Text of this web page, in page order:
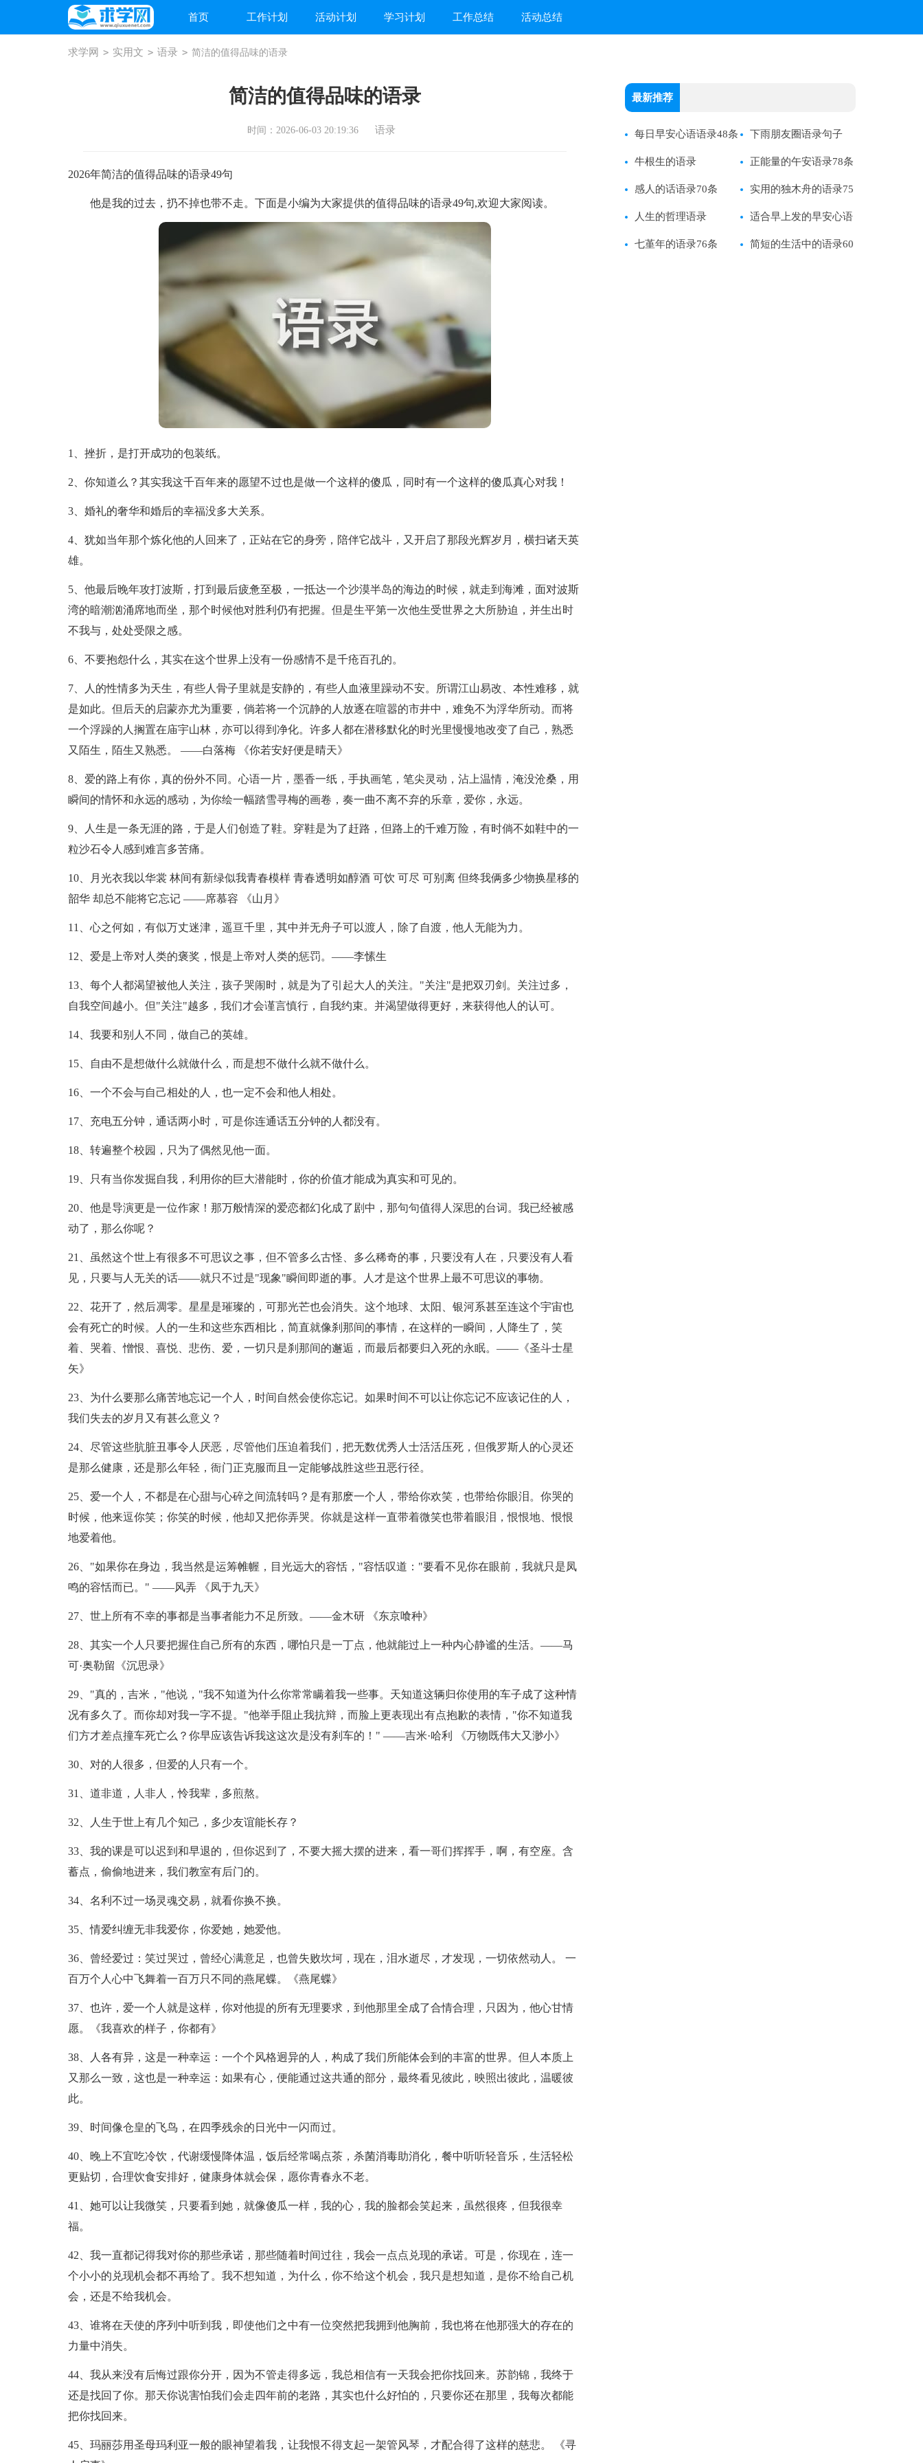
首页 工作计划 活动计划 学习计划 工作总结 活动总结
求学网 > 实用文 > 语录 > 简洁的值得品味的语录
简洁的值得品味的语录
时间：2026-06-03 20:19:36 语录
2026年简洁的值得品味的语录49句
他是我的过去，扔不掉也带不走。下面是小编为大家提供的值得品味的语录49句,欢迎大家阅读。
1、挫折，是打开成功的包装纸。
2、你知道么？其实我这千百年来的愿望不过也是做一个这样的傻瓜，同时有一个这样的傻瓜真心对我！
3、婚礼的奢华和婚后的幸福没多大关系。
4、犹如当年那个炼化他的人回来了，正站在它的身旁，陪伴它战斗，又开启了那段光辉岁月，横扫诸天英
雄。
5、他最后晚年攻打波斯，打到最后疲惫至极，一抵达一个沙漠半岛的海边的时候，就走到海滩，面对波斯
湾的暗潮汹涌席地而坐，那个时候他对胜利仍有把握。但是生平第一次他生受世界之大所胁迫，并生出时
不我与，处处受限之感。
6、不要抱怨什么，其实在这个世界上没有一份感情不是千疮百孔的。
7、人的性情多为天生，有些人骨子里就是安静的，有些人血液里躁动不安。所谓江山易改、本性难移，就
是如此。但后天的启蒙亦尤为重要，倘若将一个沉静的人放逐在喧嚣的市井中，难免不为浮华所动。而将
一个浮躁的人搁置在庙宇山林，亦可以得到净化。许多人都在潜移默化的时光里慢慢地改变了自己，熟悉
又陌生，陌生又熟悉。 ——白落梅 《你若安好便是晴天》
8、爱的路上有你，真的份外不同。心语一片，墨香一纸，手执画笔，笔尖灵动，沾上温情，淹没沧桑，用
瞬间的情怀和永远的感动，为你绘一幅踏雪寻梅的画卷，奏一曲不离不弃的乐章，爱你，永远。
9、人生是一条无涯的路，于是人们创造了鞋。穿鞋是为了赶路，但路上的千难万险，有时倘不如鞋中的一
粒沙石令人感到难言多苦痛。
10、月光衣我以华裳 林间有新绿似我青春模样 青春透明如醇酒 可饮 可尽 可别离 但终我俩多少物换星移的
韶华 却总不能将它忘记 ——席慕容 《山月》
11、心之何如，有似万丈迷津，遥亘千里，其中并无舟子可以渡人，除了自渡，他人无能为力。
12、爱是上帝对人类的褒奖，恨是上帝对人类的惩罚。——李愫生
13、每个人都渴望被他人关注，孩子哭闹时，就是为了引起大人的关注。"关注"是把双刃剑。关注过多，
自我空间越小。但"关注"越多，我们才会谨言慎行，自我约束。并渴望做得更好，来获得他人的认可。
14、我要和别人不同，做自己的英雄。
15、自由不是想做什么就做什么，而是想不做什么就不做什么。
16、一个不会与自己相处的人，也一定不会和他人相处。
17、充电五分钟，通话两小时，可是你连通话五分钟的人都没有。
18、转遍整个校园，只为了偶然见他一面。
19、只有当你发掘自我，利用你的巨大潜能时，你的价值才能成为真实和可见的。
20、他是导演更是一位作家！那万般情深的爱恋都幻化成了剧中，那句句值得人深思的台词。我已经被感
动了，那么你呢？
21、虽然这个世上有很多不可思议之事，但不管多么古怪、多么稀奇的事，只要没有人在，只要没有人看
见，只要与人无关的话——就只不过是"现象"瞬间即逝的事。人才是这个世界上最不可思议的事物。
22、花开了，然后凋零。星星是璀璨的，可那光芒也会消失。这个地球、太阳、银河系甚至连这个宇宙也
会有死亡的时候。人的一生和这些东西相比，简直就像刹那间的事情，在这样的一瞬间，人降生了，笑
着、哭着、憎恨、喜悦、悲伤、爱，一切只是刹那间的邂逅，而最后都要归入死的永眠。——《圣斗士星
矢》
23、为什么要那么痛苦地忘记一个人，时间自然会使你忘记。如果时间不可以让你忘记不应该记住的人，
我们失去的岁月又有甚么意义？
24、尽管这些肮脏丑事令人厌恶，尽管他们压迫着我们，把无数优秀人士活活压死，但俄罗斯人的心灵还
是那么健康，还是那么年轻，衙门正克服而且一定能够战胜这些丑恶行径。
25、爱一个人，不都是在心甜与心碎之间流转吗？是有那麽一个人，带给你欢笑，也带给你眼泪。你哭的
时候，他来逗你笑；你笑的时候，他却又把你弄哭。你就是这样一直带着微笑也带着眼泪，恨恨地、恨恨
地爱着他。
26、"如果你在身边，我当然是运筹帷幄，目光远大的容恬，"容恬叹道："要看不见你在眼前，我就只是凤
鸣的容恬而已。" ——风弄 《凤于九天》
27、世上所有不幸的事都是当事者能力不足所致。——金木研 《东京喰种》
28、其实一个人只要把握住自己所有的东西，哪怕只是一丁点，他就能过上一种内心静谧的生活。——马
可·奥勒留《沉思录》
29、"真的，吉米，"他说，"我不知道为什么你常常瞒着我一些事。天知道这辆归你使用的车子成了这种情
况有多久了。而你却对我一字不提。"他举手阻止我抗辩，而脸上更表现出有点抱歉的表情，"你不知道我
们方才差点撞车死亡么？你早应该告诉我这这次是没有刹车的！" ——吉米·哈利 《万物既伟大又渺小》
30、对的人很多，但爱的人只有一个。
31、道非道，人非人，怜我辈，多煎熬。
32、人生于世上有几个知己，多少友谊能长存？
33、我的课是可以迟到和早退的，但你迟到了，不要大摇大摆的进来，看一哥们挥挥手，啊，有空座。含
蓄点，偷偷地进来，我们教室有后门的。
34、名利不过一场灵魂交易，就看你换不换。
35、情爱纠缠无非我爱你，你爱她，她爱他。
36、曾经爱过：笑过哭过，曾经心满意足，也曾失败坎坷，现在，泪水逝尽，才发现，一切依然动人。 一
百万个人心中飞舞着一百万只不同的燕尾蝶。《燕尾蝶》
37、也许，爱一个人就是这样，你对他提的所有无理要求，到他那里全成了合情合理，只因为，他心甘情
愿。《我喜欢的样子，你都有》
38、人各有异，这是一种幸运：一个个风格迥异的人，构成了我们所能体会到的丰富的世界。但人本质上
又那么一致，这也是一种幸运：如果有心，便能通过这共通的部分，最终看见彼此，映照出彼此，温暖彼
此。
39、时间像仓皇的飞鸟，在四季残余的日光中一闪而过。
40、晚上不宜吃冷饮，代谢缓慢降体温，饭后经常喝点茶，杀菌消毒助消化，餐中听听轻音乐，生活轻松
更贴切，合理饮食安排好，健康身体就会保，愿你青春永不老。
41、她可以让我微笑，只要看到她，就像傻瓜一样，我的心，我的脸都会笑起来，虽然很疼，但我很幸
福。
42、我一直都记得我对你的那些承诺，那些随着时间过往，我会一点点兑现的承诺。可是，你现在，连一
个小小的兑现机会都不再给了。我不想知道，为什么，你不给这个机会，我只是想知道，是你不给自己机
会，还是不给我机会。
43、谁将在天使的序列中听到我，即使他们之中有一位突然把我拥到他胸前，我也将在他那强大的存在的
力量中消失。
44、我从来没有后悔过跟你分开，因为不管走得多远，我总相信有一天我会把你找回来。苏韵锦，我终于
还是找回了你。那天你说害怕我们会走四年前的老路，其实也什么好怕的，只要你还在那里，我每次都能
把你找回来。
45、玛丽莎用圣母玛利亚一般的眼神望着我，让我恨不得支起一架管风琴，才配合得了这样的慈悲。 《寻
最新推荐
每日早安心语语录48条 下雨朋友圈语录句子
牛根生的语录 正能量的午安语录78条
感人的话语录70条 实用的独木舟的语录75
条
人生的哲理语录 适合早上发的早安心语
语录
七堇年的语录76条 简短的生活中的语录60